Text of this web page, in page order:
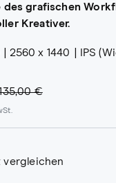
grafischen
Kreativer.
2560 x 1440 IPS
€
vergleichen